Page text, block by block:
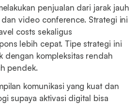
penjualan dari jarak jauh
video conference. Strategi ini
costs sekaligus
lebih cepat. Tipe strategi ini
dengan kompleksitas rendah
pendek.
komunikasi yang kuat dan
supaya aktivasi digital bisa